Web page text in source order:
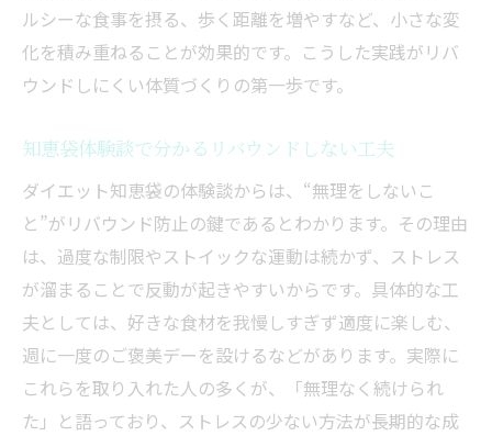
ルシーな食事を摂る、歩く距離を増やすなど、小さな変
化を積み重ねることが効果的です。こうした実践がリバ
ウンドしにくい体質づくりの第一歩です。
知恵袋体験談で分かるリバウンドしない工夫
ダイエット知恵袋の体験談からは、“無理をしないこ
と”がリバウンド防止の鍵であるとわかります。その理由
は、過度な制限やストイックな運動は続かず、ストレス
が溜まることで反動が起きやすいからです。具体的な工
夫としては、好きな食材を我慢しすぎず適度に楽しむ、
週に一度のご褒美デーを設けるなどがあります。実際に
これらを取り入れた人の多くが、「無理なく続けられ
た」と語っており、ストレスの少ない方法が長期的な成